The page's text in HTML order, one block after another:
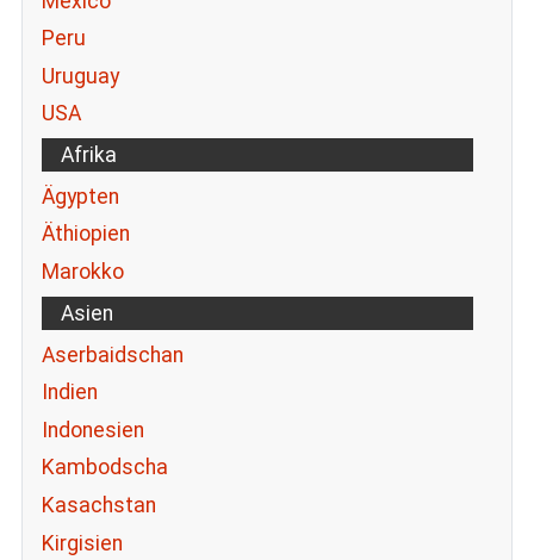
Peru
Uruguay
USA
Afrika
Ägypten
Äthiopien
Marokko
Asien
Aserbaidschan
Indien
Indonesien
Kambodscha
Kasachstan
Kirgisien